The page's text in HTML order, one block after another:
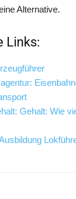
Alternative.
Links:
Gehalt: Wie